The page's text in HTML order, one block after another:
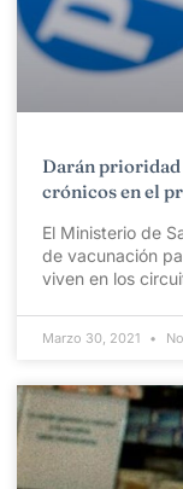
Darán prioridad
crónicos en el
El Ministerio de
de vacunación
viven en los
Marzo 30, 2021